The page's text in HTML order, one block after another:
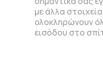
με άλλα
ολοκληρώνουν
εισόδου στο